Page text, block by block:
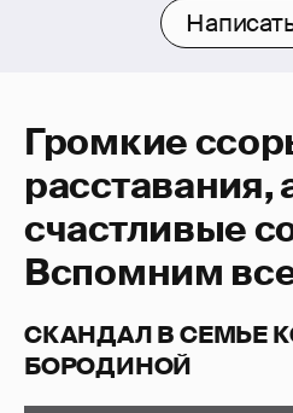
Громкие
расставания,
счастливые
Вспомним
СКАНДАЛ В СЕМЬЕ
БОРОДИНОЙ